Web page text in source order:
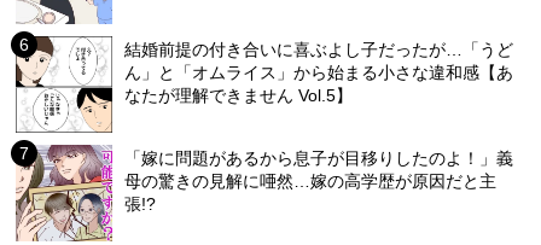
結婚前提の付き合いに喜ぶよし子だったが…「うど
ん」と「オムライス」から始まる小さな違和感【あ
なたが理解できません Vol.5】
「嫁に問題があるから息子が目移りしたのよ！」義
母の驚きの見解に唖然…嫁の高学歴が原因だと主
張!?